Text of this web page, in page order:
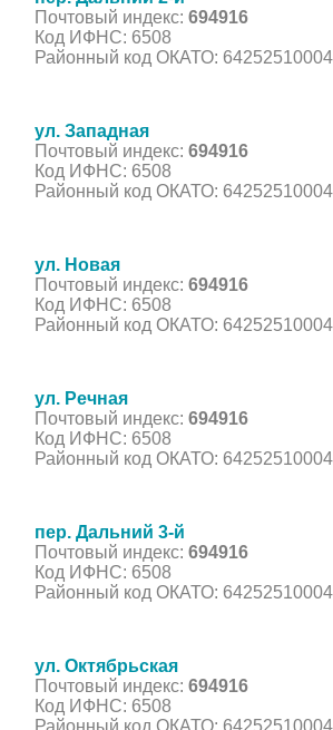
Почтовый индекс: 694916
Код ИФНС: 6508
Районный код ОКАТО: 64252510004
ул. Западная
Почтовый индекс: 694916
Код ИФНС: 6508
Районный код ОКАТО: 64252510004
ул. Новая
Почтовый индекс: 694916
Код ИФНС: 6508
Районный код ОКАТО: 64252510004
ул. Речная
Почтовый индекс: 694916
Код ИФНС: 6508
Районный код ОКАТО: 64252510004
пер. Дальний 3-й
Почтовый индекс: 694916
Код ИФНС: 6508
Районный код ОКАТО: 64252510004
ул. Октябрьская
Почтовый индекс: 694916
Код ИФНС: 6508
Районный код ОКАТО: 64252510004